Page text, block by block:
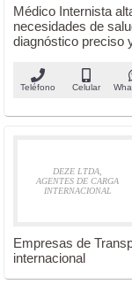
Médico Internista
necesidades de
diagnóstico preciso
Teléfono Celular
DEZE LTDA,
AGENTES DE CARGA
INTERNACIONAL
Empresas de
internacional